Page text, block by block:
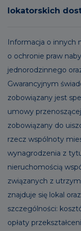
lokatorskich
Informacja o innych
o ochronie praw
jednorodzinnego
Gwarancyjnym
zobowiązany jest
umowy
zobowiązany do
rzecz wspólnoty
wynagrodzenia z
nieruchomością
związanych z
znajduje się lokal
szczególności:
opłaty